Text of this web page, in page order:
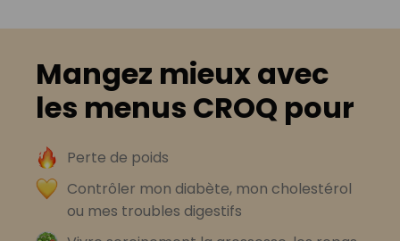
Mangez mieux avec
les menus CROQ pour
Perte de poids
Contrôler mon diabète, mon cholestérol
ou mes troubles digestifs